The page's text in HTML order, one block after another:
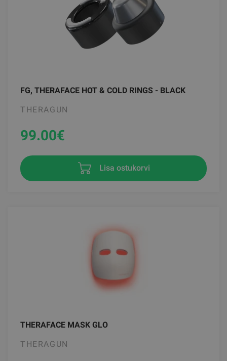
FG, THERAFACE HOT & COLD RINGS - BLACK
THERAGUN
99.00€
Lisa ostukorvi
THERAFACE MASK GLO
THERAGUN